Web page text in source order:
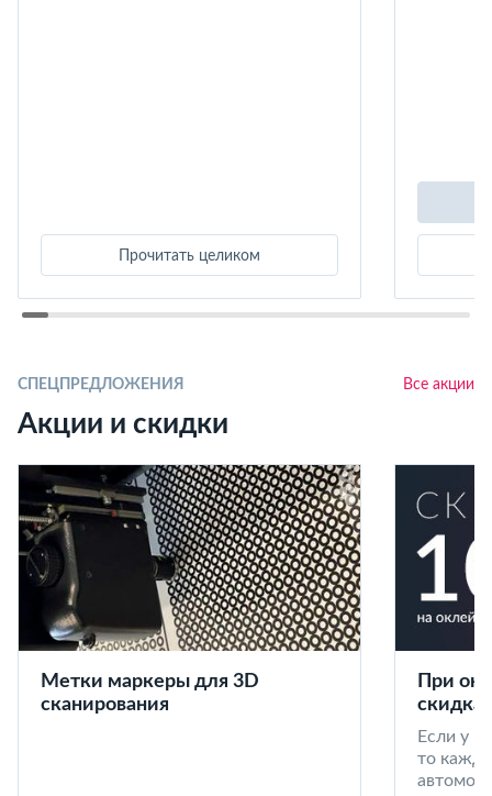
Прочитать целиком
СПЕЦПРЕДЛОЖЕНИЯ Все акции
Акции и скидки
Метки маркеры для 3D
сканирования
При
скидка
Если у
то